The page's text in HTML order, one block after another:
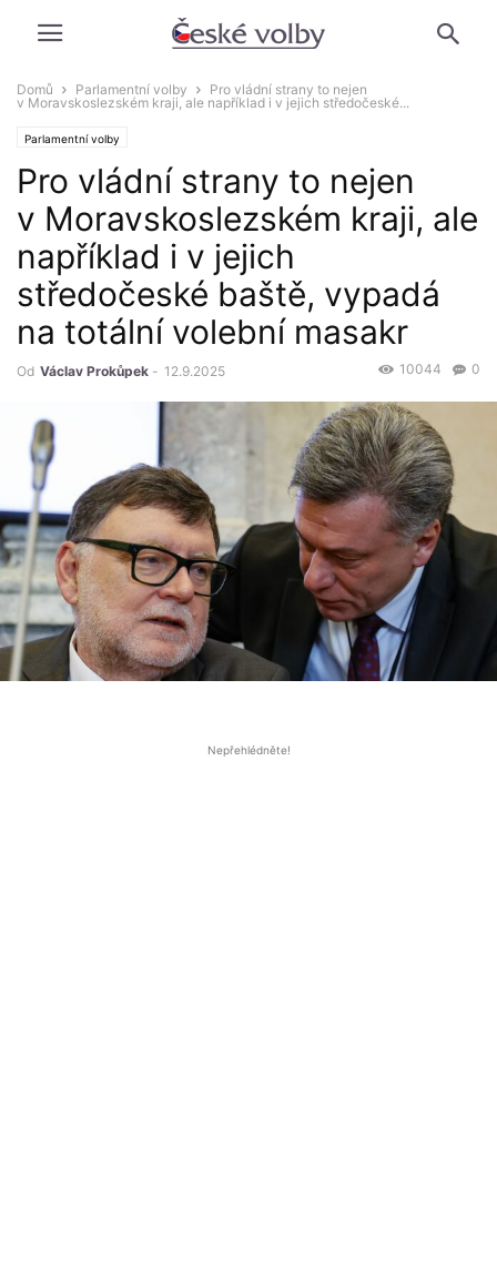
Domů Parlamentní volby
Pro vládní strany to nejen
v Moravskoslezském kraji, ale například i v jejich středočeské...
Parlamentní volby
Pro vládní strany to nejen
v Moravskoslezském kraji, ale
například i v jejich
středočeské baště, vypadá
na totální volební masakr
Od Václav Prokůpek - 12.9.2025 0
10044
Nepřehlédněte!